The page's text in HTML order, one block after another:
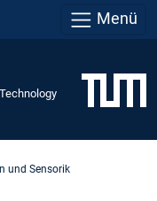
Menü
und Sensorik